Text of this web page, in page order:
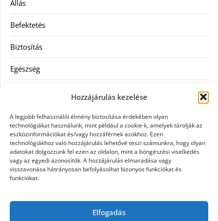
Hozzájárulás kezelése
A legjobb felhasználói élmény biztosítása érdekében olyan
technológiákat használunk, mint például a cookie-k, amelyek tárolják az
eszközinformációkat és/vagy hozzáférnek azokhoz. Ezen
technológiákhoz való hozzájárulás lehetővé teszi számunkra, hogy olyan
adatokat dolgozzunk fel ezen az oldalon, mint a böngészési viselkedés
vagy az egyedi azonosítók. A hozzájárulás elmaradása vagy
visszavonása hátrányosan befolyásolhat bizonyos funkciókat és
funkciókat.
Elfogadás
Állás
Befektetés
Biztosítás
Egészség
Ingatlan
Művészetek és szórakozás
Múzeumok
Szolgáltatás
Szórakozás